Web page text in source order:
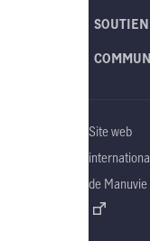
SOUTIEN
Site web
de Manuvie